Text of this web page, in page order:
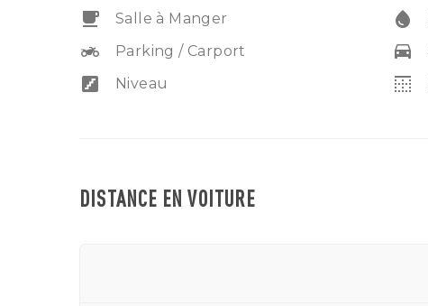
free_breakfast Salle à Manger water_drop
two_wheeler Parking / Carport drive_eta
stairs Niveau border_top
DISTANCE EN VOITURE